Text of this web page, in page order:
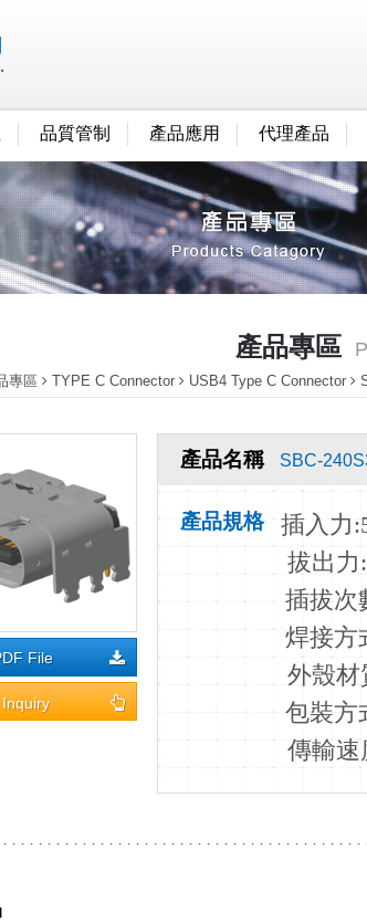
品質管制 產品應用 代理產品
產品專區
專區 TYPE C Connector USB4 Type C Connector
File
產品名稱 SBC-
產品規格 插入力
拔出力
插拔次
焊接方
外殼材
包裝方
傳輸速